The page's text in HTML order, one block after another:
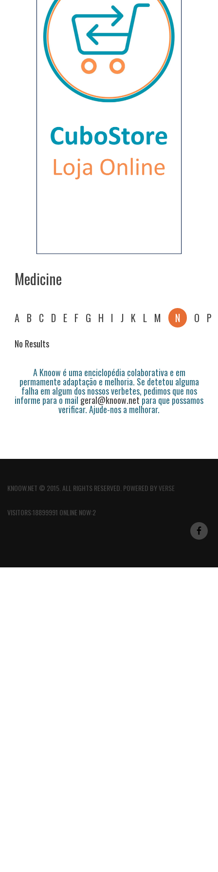
Medicine
A B C D E F G H I J K L M N O P
No Results
A Knoow é uma enciclopédia colaborativa e em
permamente adaptação e melhoria. Se detetou alguma
falha em algum dos nossos verbetes, pedimos que nos
informe para o mail geral@knoow.netpara que possamos
verificar. Ajude-nos a melhorar.
KNOOW.NET © 2015. ALL RIGHTS RESERVED. POWERED BYVERSE
VISITORS:18899991 ONLINE NOW:2